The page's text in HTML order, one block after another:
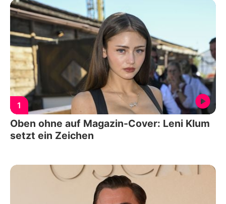
1
Oben ohne auf Magazin-Cover: Leni Klum
setzt ein Zeichen